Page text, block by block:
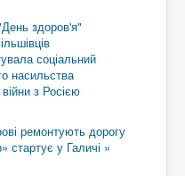
здоров'я"
соціальний
насильства
з Росією
ремонтують дорогу
стартує у Галичі »